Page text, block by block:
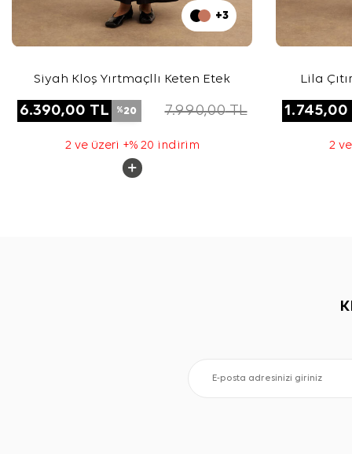
+3
Siyah Kloş Yırtmaçllı Keten Etek
6.390,00 TL %20 7.990,00TL
2 ve üzeri +% 20 indirim
Lila
1.745,00
2